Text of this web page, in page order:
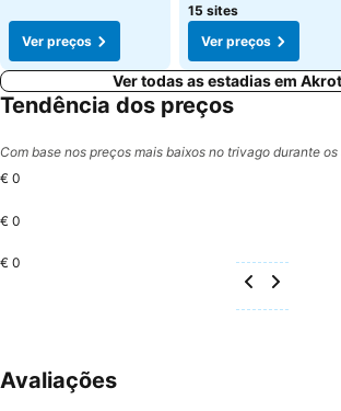
Ver preços
15 sites
Ver preços
Ver todas as estadias em
Tendência dos preços
Com base nos preços mais baixos no trivago durante
€ 0
€ 0
€ 0
Avaliações